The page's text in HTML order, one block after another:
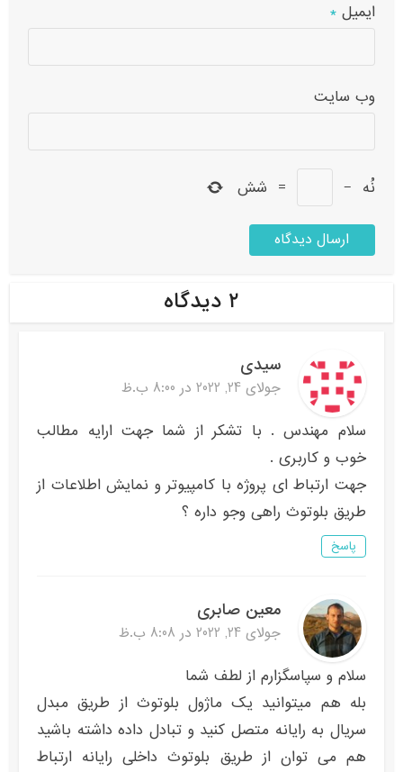
ایمیل*
وب‌ سایت
نُه −
= شش
۲ دیدگاه
سیدی
جولای 24, 2022 در 8:00 ب.ظ
سلام مهندس . با تشکر از شما جهت ارایه مطالب
خوب و کاربری .
جهت ارتباط ای پروژه با کامپیوتر و نمایش اطلاعات از
طریق بلوتوث راهی وجو داره ؟
پاسخ
معین صابری
جولای 24, 2022 در 8:08 ب.ظ
سلام و سپاسگزارم از لطف شما
بله هم میتوانید یک ماژول بلوتوث از طریق مبدل
سریال به رایانه متصل کنید و تبادل داده داشته باشید
هم می توان از طریق بلوتوث داخلی رایانه ارتباط